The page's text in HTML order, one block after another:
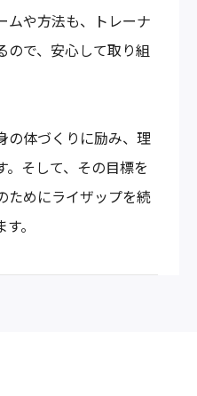
ムや方法も、トレーナ
ので、安心して取り組
の体づくりに励み、理
そして、その目標を
ためにライザップを続
。